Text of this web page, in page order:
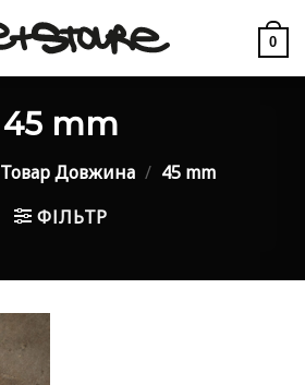
0
45 mm
Товар Довжина / 45 mm
ФІЛЬТР